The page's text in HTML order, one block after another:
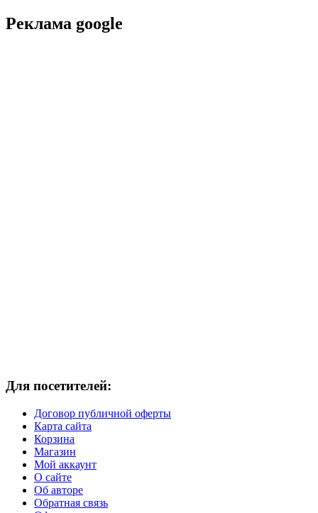
Реклама google
Для посетителей:
Договор публичной оферты
Карта сайта
Корзина
Магазин
Мой аккаунт
О сайте
Об авторе
Обратная связь